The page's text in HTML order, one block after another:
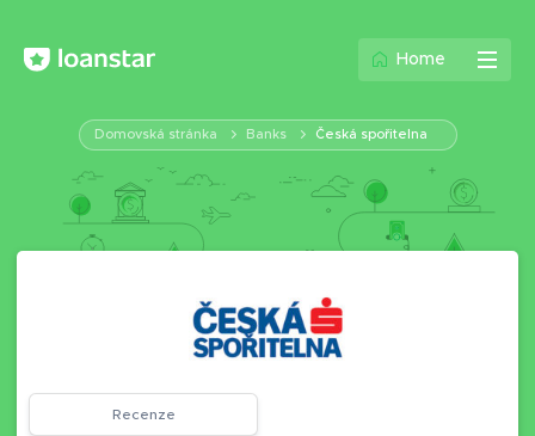
Home
Domovská stránka Banks Česká spořitelna
Recenze